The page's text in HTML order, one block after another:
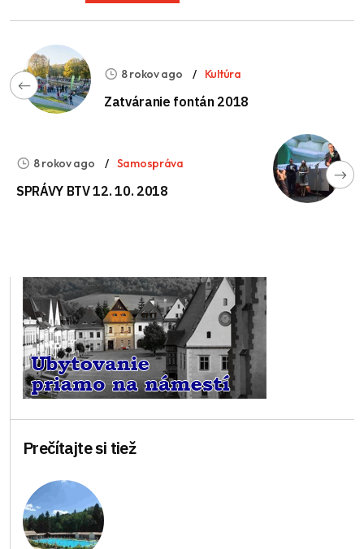
8 rokov ago Kultúra
Zatváranie fontán 2018
8 rokov ago Samospráva
SPRÁVY BTV 12. 10. 2018
Prečítajte si tiež